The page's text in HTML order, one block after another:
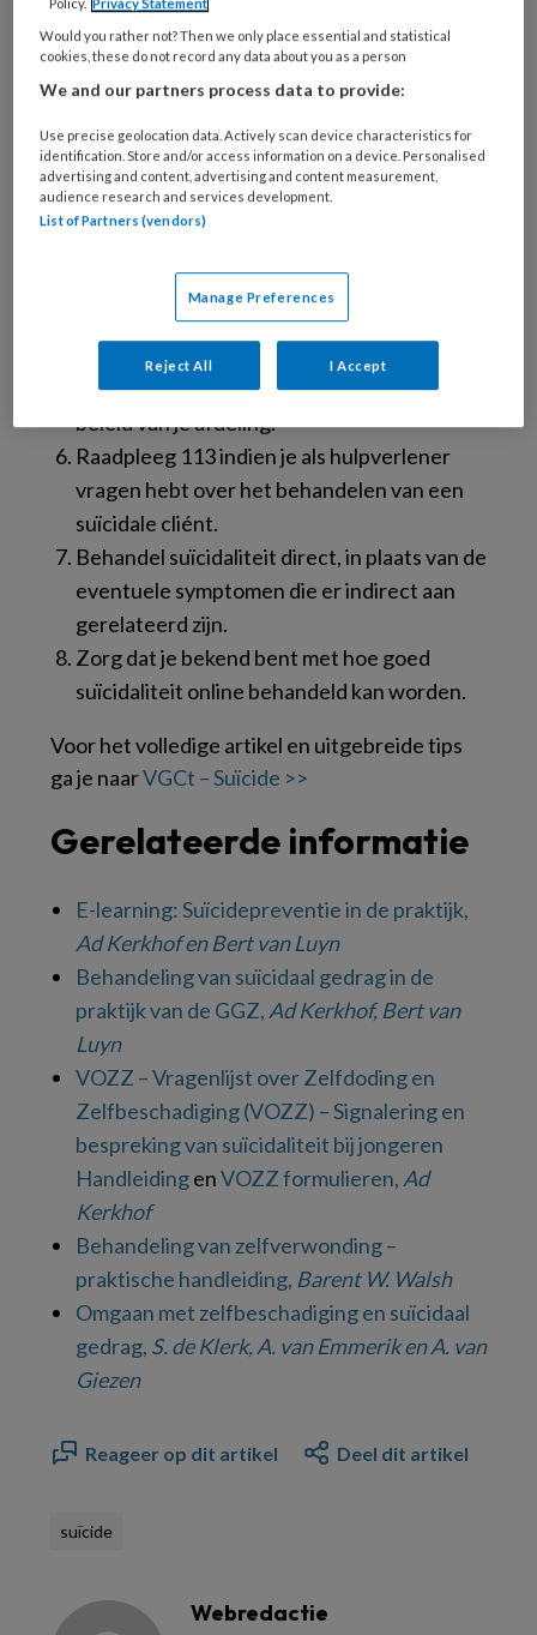
is van suïcidale gedachten
Indien een cliënt suïcidaal is, stel dan samen
een veiligheidsplan op
netwerk van een suïcidale cliënt zo goed
mogelijk benut wordt in samenspraak met
de cliënt.
sessies in indien het vermoeden bestaat dat
een cliënt een verhoogd suïcide risico heeft.
Zorg ook in tijden van corona voor goede
continuïteit van zorg en helderheid over het
beleid van je afdeling.
Raadpleeg 113 indien je als hulpverlener
vragen hebt over het behandelen van een
suïcidale cliént.
Behandel suïcidaliteit direct, in plaats van de
eventuele symptomen die er indirect aan
gerelateerd zijn.
Zorg dat je bekend bent met hoe goed
suïcidaliteit online behandeld kan worden.
Voor het volledige artikel en uitgebreide tips
ga je naarVGCt – Suïcide >>
Gerelateerde informatie
E-learning: Suïcidepreventie in de praktijk,
Ad Kerkhof en Bert van Luyn
Behandeling van suïcidaal gedrag in de
praktijk van de GGZ, Ad Kerkhof, Bert van
Luyn
VOZZ – Vragenlijst over Zelfdoding en
Zelfbeschadiging (VOZZ) – Signalering en
bespreking van suïcidaliteit bij jongeren
HandleidingenVOZZ formulieren, Ad
Kerkhof
Behandeling van zelfverwonding –
praktische handleiding, Barent W. Walsh
Omgaan met zelfbeschadiging en suïcidaal
gedrag, S. de Klerk, A. van Emmerik en A. van
Giezen
Reageer op dit artikel Deel dit artikel
suïcide
Webredactie
Policy. Privacy Statement
Would you rather not? Then we only place essential and statistical
cookies, these do not record any data about you as a person
We and our partners process data to provide:
Use precise geolocation data. Actively scan device characteristics for
identification. Store and/or access information on a device. Personalised
advertising and content, advertising and content measurement,
audience research and services development.
List of Partners (vendors)
Manage Preferences
Reject All I Accept